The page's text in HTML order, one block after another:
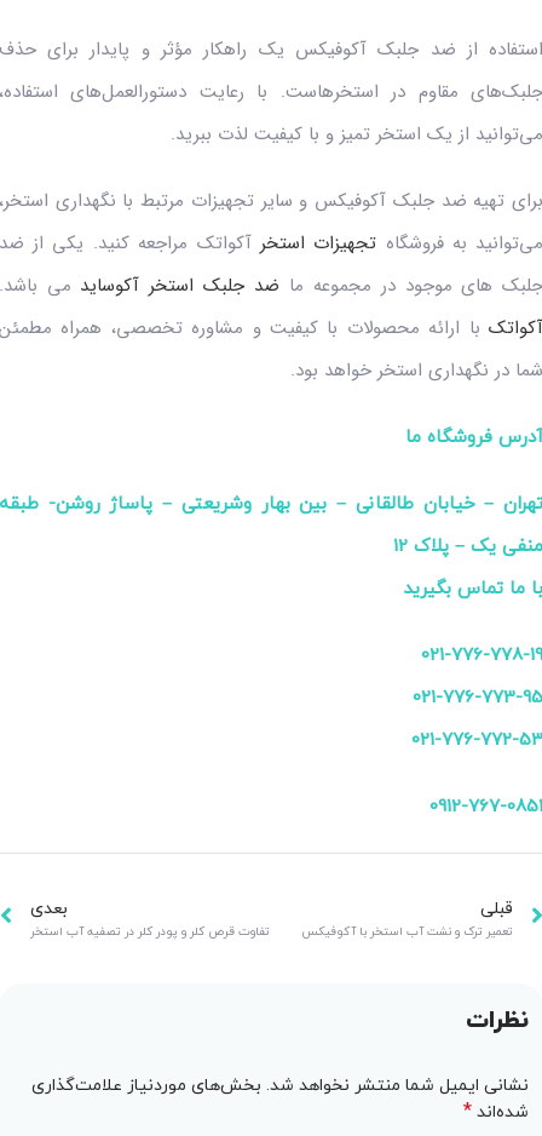
از ضد جلبک آکوفیکس یک راهکار مؤثر و پایدار برای
مقاوم در استخرهاست. با رعایت دستورالعمل‌های
از یک استخر تمیز و با کیفیت لذت ببرید.
تهیه ضد جلبک آکوفیکس و سایر تجهیزات مرتبط با نگهداری
به فروشگاه تجهیزات استخر آکواتک مراجعه کنید. یکی از
های موجود در مجموعه ما ضد جلبک استخر آکوساید می
با ارائه محصولات با کیفیت و مشاوره تخصصی، همراه
در نگهداری استخر خواهد بود.
فروشگاه ما
– خیابان طالقانی – بین بهار وشریعتی – پاساژ روشن-
یک – پلاک 12
ما تماس بگیرید
021-776-778-
021-776-773-
021-776-772-
0912-767-
قبلی
تعمیر ترک و نشت آب استخر با آکوفیکس
بعدی
تفاوت قرص کلر و پودر کلر در تصفیه آب استخر
نظرات
نشانی ایمیل شما منتشر نخواهد شد. بخش‌های موردنیاز علامت‌گذاری
شده‌اند*